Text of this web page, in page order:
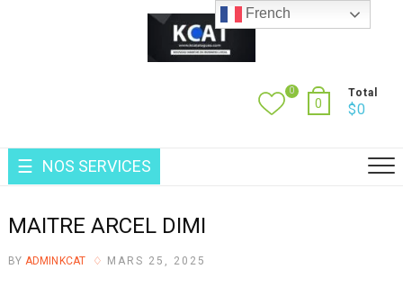
0
0
Total
$0
NOS SERVICES
MAITRE ARCEL DIMI
BY ADMINKCAT MARS 25, 2025
French